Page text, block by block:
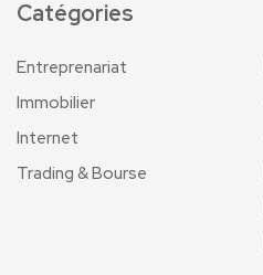
Catégories
Entreprenariat
Immobilier
Internet
Trading & Bourse